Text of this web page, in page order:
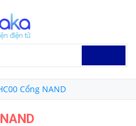
Cổng NAND